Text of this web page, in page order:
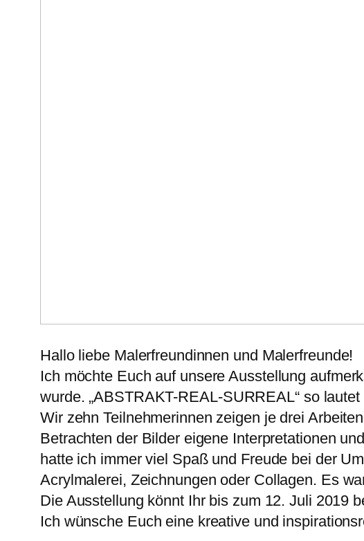
Hallo liebe Malerfreundinnen und Malerfreunde!
Ich möchte Euch auf unsere Ausstellung
wurde. „ABSTRAKT-REAL-SURREAL“ so
Wir zehn Teilnehmerinnen zeigen je drei
Betrachten der Bilder eigene Interpretationen
hatte ich immer viel Spaß und Freude bei der
Acrylmalerei, Zeichnungen oder Collagen. Es
Die Ausstellung könnt Ihr bis zum 12. Juli 2019
Ich wünsche Euch eine kreative und